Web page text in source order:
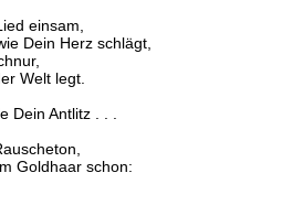
einsam,
Dein Herz schlägt,
Welt legt.
Dein Antlitz . . .
Goldhaar schon: